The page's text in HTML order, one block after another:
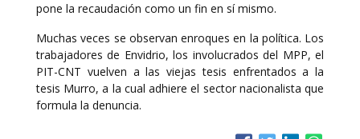
pone la recaudación como un fin en sí mismo.
Muchas veces se observan enroques en la política. Los
trabajadores de Envidrio, los involucrados del MPP, el
PIT-CNT vuelven a las viejas tesis enfrentados a la
tesis Murro, a la cual adhiere el sector nacionalista que
formula la denuncia.